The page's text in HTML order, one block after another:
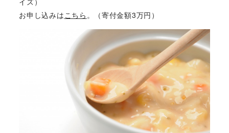
お申し込みはこちら 。（寄付金額3万円）